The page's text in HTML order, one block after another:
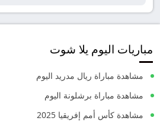
مباريات اليوم يلا شوت
مشاهدة مباراة ريال مدريد اليوم
مشاهدة مباراة برشلونة اليوم
مشاهدة كأس أمم إفريقيا 2025